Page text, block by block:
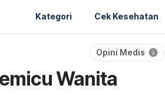
Kategori Cek Kesehatan
Opini Medis
Wanita